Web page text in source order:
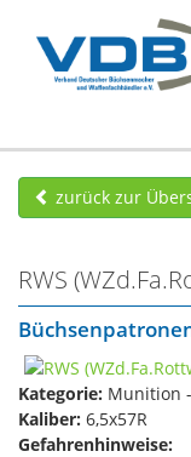
zurück zur
RWS
Kategorie: Munition
Kaliber: 6,5x57R
Gefahrenhinweise: